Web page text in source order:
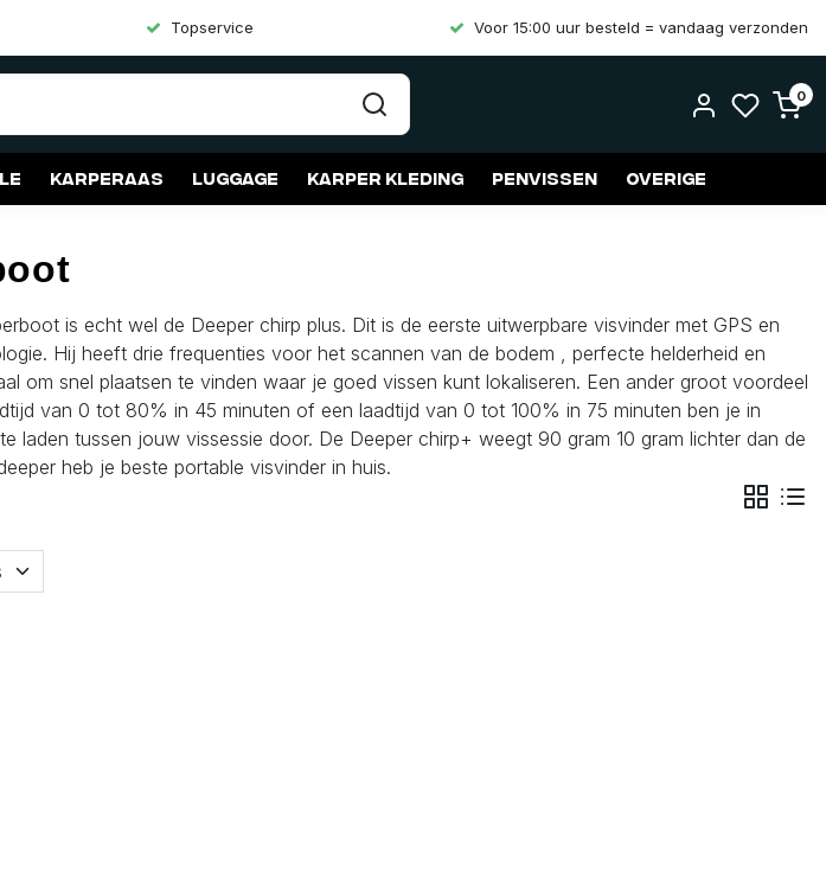
Topservice Voor 15:00 uur besteld = vandaag verzonden
0
Karperaas Luggage Karper kleding Penvissen Overige
is echt wel de Deeper chirp plus. Dit is de eerste uitwerpbare visvinder met GPS en
Hij heeft drie frequenties voor het scannen van de bodem , perfecte helderheid en
om snel plaatsen te vinden waar je goed vissen kunt lokaliseren. Een ander groot voordeel
van 0 tot 80% in 45 minuten of een laadtijd van 0 tot 100% in 75 minuten ben je in
laden tussen jouw vissessie door. De Deeper chirp+ weegt 90 gram 10 gram lichter dan de
heb je beste portable visvinder in huis.